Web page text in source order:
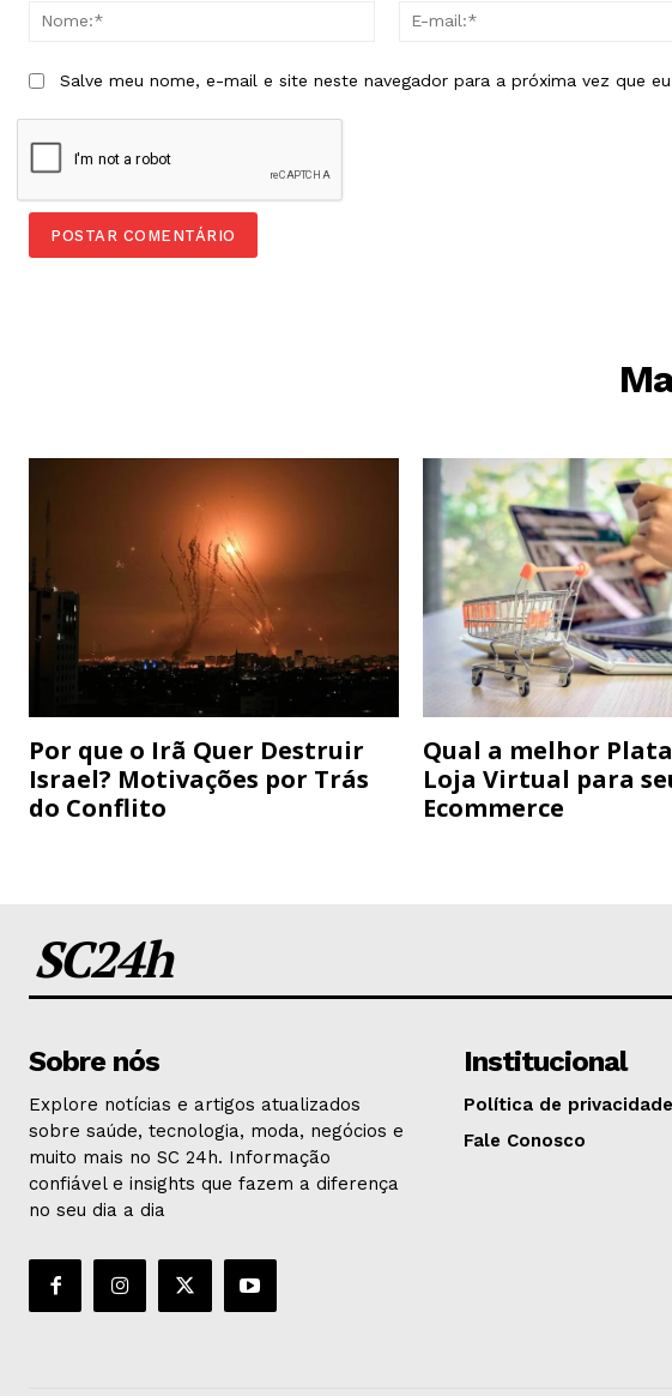
Nome:*
Salve meu nome, e-mail e site neste navegador para a próxima vez que
Por que o Irã Quer Destruir
Israel? Motivações por Trás
do Conflito
Qual a melhor
Loja Virtual para
Ecommerce
SC24h
Sobre nós
Explore notícias e artigos atualizados
sobre saúde, tecnologia, moda, negócios e
muito mais no SC 24h. Informação
confiável e insights que fazem a diferença
no seu dia a dia
Institucional
Política de privacidade
Fale Conosco